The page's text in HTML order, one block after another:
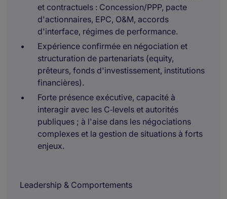
et contractuels : Concession/PPP, pacte
d'actionnaires, EPC, O&M, accords
d'interface, régimes de performance.
Expérience confirmée en négociation et
structuration de partenariats (equity,
prêteurs, fonds d'investissement, institutions
financières).
Forte présence exécutive, capacité à
interagir avec les C‑levels et autorités
publiques ; à l'aise dans les négociations
complexes et la gestion de situations à forts
enjeux.
Leadership & Comportements